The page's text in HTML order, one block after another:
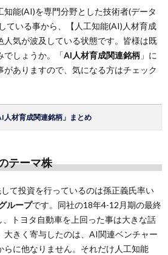
能(AI)を専門分野とした技術者(データ
ている事から、【人工知能(AI)人材育成
人気が波及している状態です。皆様は既
でしょうか。「AI人材育成関連銘柄 」に
ありますので、気になる方はチェック
人材育成関連銘柄」まとめ
テーマ株
て投資を行っているのは孫正義氏率い
ループです。同社の18年4-12月期の最終
トヨタ自動車を上回った事は大きな話
大きく寄与したのは、AI関連ベンチャー
らに他なりません。それだけ人工知能